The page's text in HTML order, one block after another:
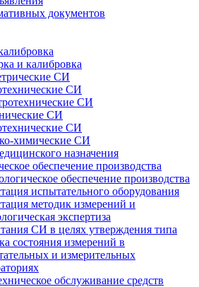
документов
и калибровка
СИ
СИ
СИ
СИ
СИ
химические СИ
назначения
обеспечение производства
обеспечение производства
испытательного оборудования
методик измерений и
экспертиза
СИ в целях утверждения типа
состояния измерений в
и измерительных
обслуживание средств